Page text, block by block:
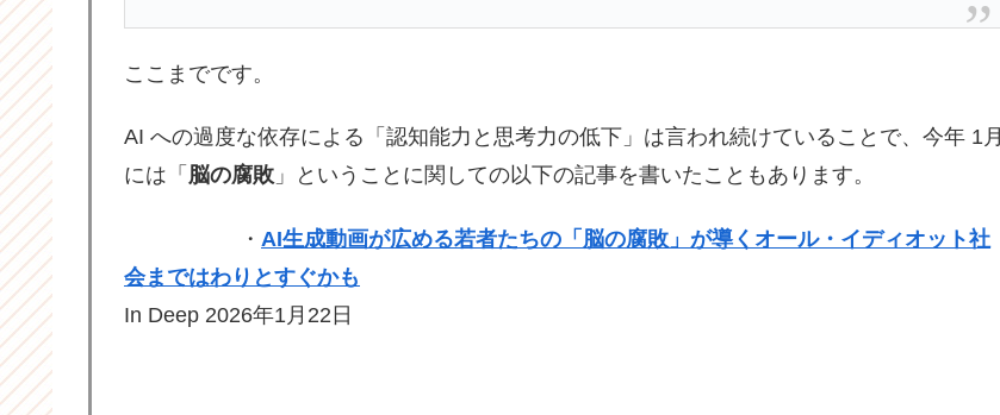
ここまでです。
AI への過度な依存による「認知能力と思考力の低下」は言われ続けていることで、今年 1月
には「 脳の腐敗 」ということに関しての以下の記事を書いたこともあります。
・ AI生成動画が広める若者たちの「脳の腐敗」が導くオール・イディオット社
会まではわりとすぐかも
In Deep 2026年1月22日